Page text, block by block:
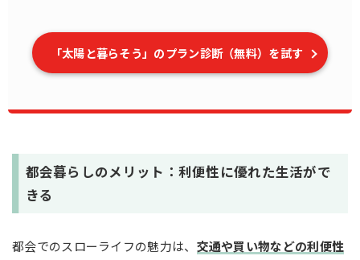
「太陽と暮らそう」のプラン診断（無料）を試す
都会暮らしのメリット：利便性に優れた生活がで
きる
都会でのスローライフの魅力は、 交通や買い物などの利便性